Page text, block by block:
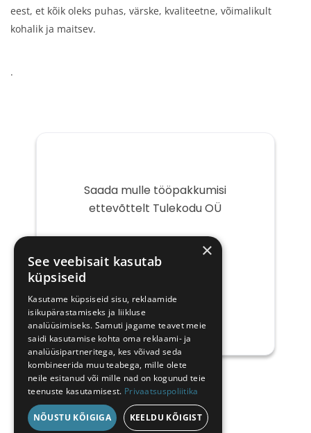
eest, et kõik oleks puhas, värske, kvaliteetne, võimalikult
kohalik ja maitsev.
.
Saada mulle tööpakkumisi
ettevõttelt Tulekodu OÜ
post
×
See veebisait kasutab
küpsiseid
Kasutame küpsiseid sisu, reklaamide
isikupärastamiseks ja liikluse
analüüsimiseks. Samuti jagame teavet meie
saidi kasutamise kohta oma reklaami- ja
analüüsipartneritega, kes võivad seda
kombineerida muu teabega, mille olete
neile esitanud või mille nad on kogunud teie
teenuste kasutamisest. Privaatsuspoliitika
NÕUSTU KÕIGIGA KEELDU KÕIGIST